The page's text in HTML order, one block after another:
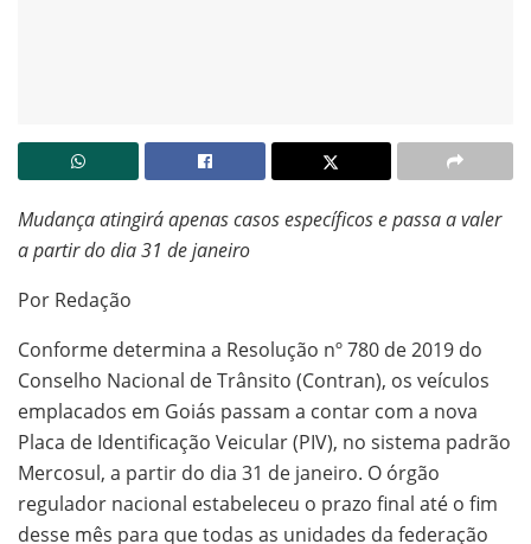
Mudança atingirá apenas casos específicos e passa a valer
a partir do dia 31 de janeiro
Por Redação
Conforme determina a Resolução nº 780 de 2019 do
Conselho Nacional de Trânsito (Contran), os veículos
emplacados em Goiás passam a contar com a nova
Placa de Identificação Veicular (PIV), no sistema padrão
Mercosul, a partir do dia 31 de janeiro. O órgão
regulador nacional estabeleceu o prazo final até o fim
desse mês para que todas as unidades da federação